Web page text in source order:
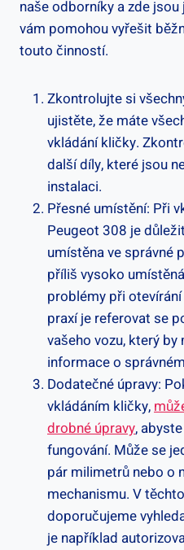
naše odborníky a zde
vám pomohou vyřešit
touto činností.
Zkontrolujte si
ujistěte, že máte
vkládání kličky.⁢
další díly, které jsou
instalaci.
Přesné⁢ umístění: Při⁤
Peugeot 308 je
umístěna ve správné⁢
příliš vysoko
problémy při
praxí je⁢ referovat se
vašeho vozu, který
⁣informace o
Dodatečné úpravy:
vkládáním kličky,
drobné úpravy,
fungování.‍ Může se
pár‍ milimetrů nebo o
mechanismu. V
doporučujeme
⁣je například